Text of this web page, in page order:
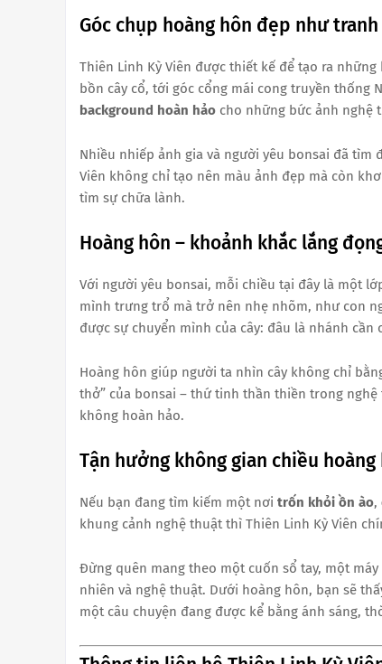
Góc chụp hoàng hôn đẹp như tranh
Thiên Linh Kỳ Viên được thiết kế để tạo ra
bồn cây cổ, tới góc cổng mái cong truyền thống
background hoàn hảo cho những bức ảnh nghệ
Nhiều nhiếp ảnh gia và người yêu bonsai đã tìm
Viên không chỉ tạo nên màu ảnh đẹp mà còn
tìm sự chữa lành.
Hoàng hôn – khoảnh khắc lắng
Với người yêu bonsai, mỗi chiều tại đây là một
mình trưng trổ mà trở nên nhẹ nhõm, như con
được sự chuyển mình của cây: đâu là nhánh cần
Hoàng hôn giúp người ta nhìn cây không chỉ
thở” của bonsai – thứ tinh thần thiền trong
không hoàn hảo.
Tận hưởng không gian chiều
Nếu bạn đang tìm kiếm một nơi trốn khỏi ồn ào,
khung cảnh nghệ thuật thì Thiên Linh Kỳ Viên
Đừng quên mang theo một cuốn sổ tay, một
nhiên và nghệ thuật. Dưới hoàng hôn, bạn sẽ
một câu chuyện đang được kể bằng ánh sáng,